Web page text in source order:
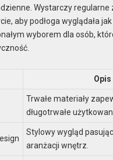
Wystarczy
aby podłoga wyglądała
wyborem dla osób,
Opis
Trwałe materiały
długotrwałe
Stylowy wygląd
aranżacji wnętrz.